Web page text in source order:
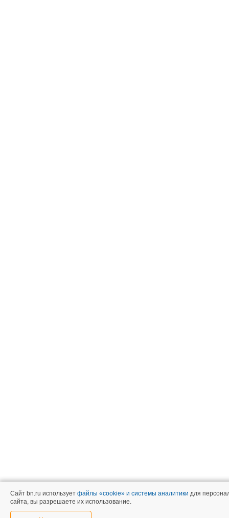
Сайт bn.ru использует файлы «cookie» и системы аналитики для
сайта, вы разрешаете их использование.